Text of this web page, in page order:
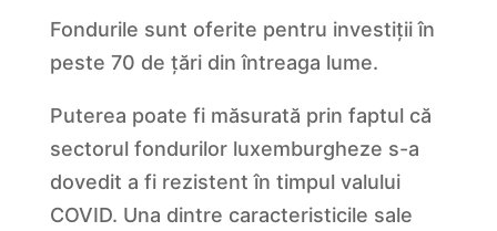
Fondurile sunt oferite pentru investiții în
peste 70 de țări din întreaga lume.
Puterea poate fi măsurată prin faptul că
sectorul fondurilor luxemburgheze s-a
dovedit a fi rezistent în timpul valului
COVID. Una dintre caracteristicile sale